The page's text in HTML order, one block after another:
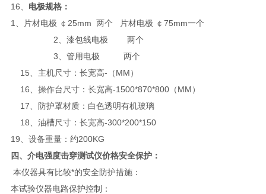
16、 电极规格：
1、片材电极 ￠25mm 两个 片材电极 ￠75mm一个
2、漆包线电极 两个
3、管用电极 两个
15、主机尺寸：长宽高-（MM）
16、操作台尺寸：长宽高-1500*870*800（MM）
17、防护罩材质：白色透明有机玻璃
18、油槽尺寸：长宽高-300*200*150
19、设备重量：约200KG
四、 介电强度击穿测试仪价格安全保护：
本仪器具有比较*的安全防护措施：
本试验仪器电路保护控制：